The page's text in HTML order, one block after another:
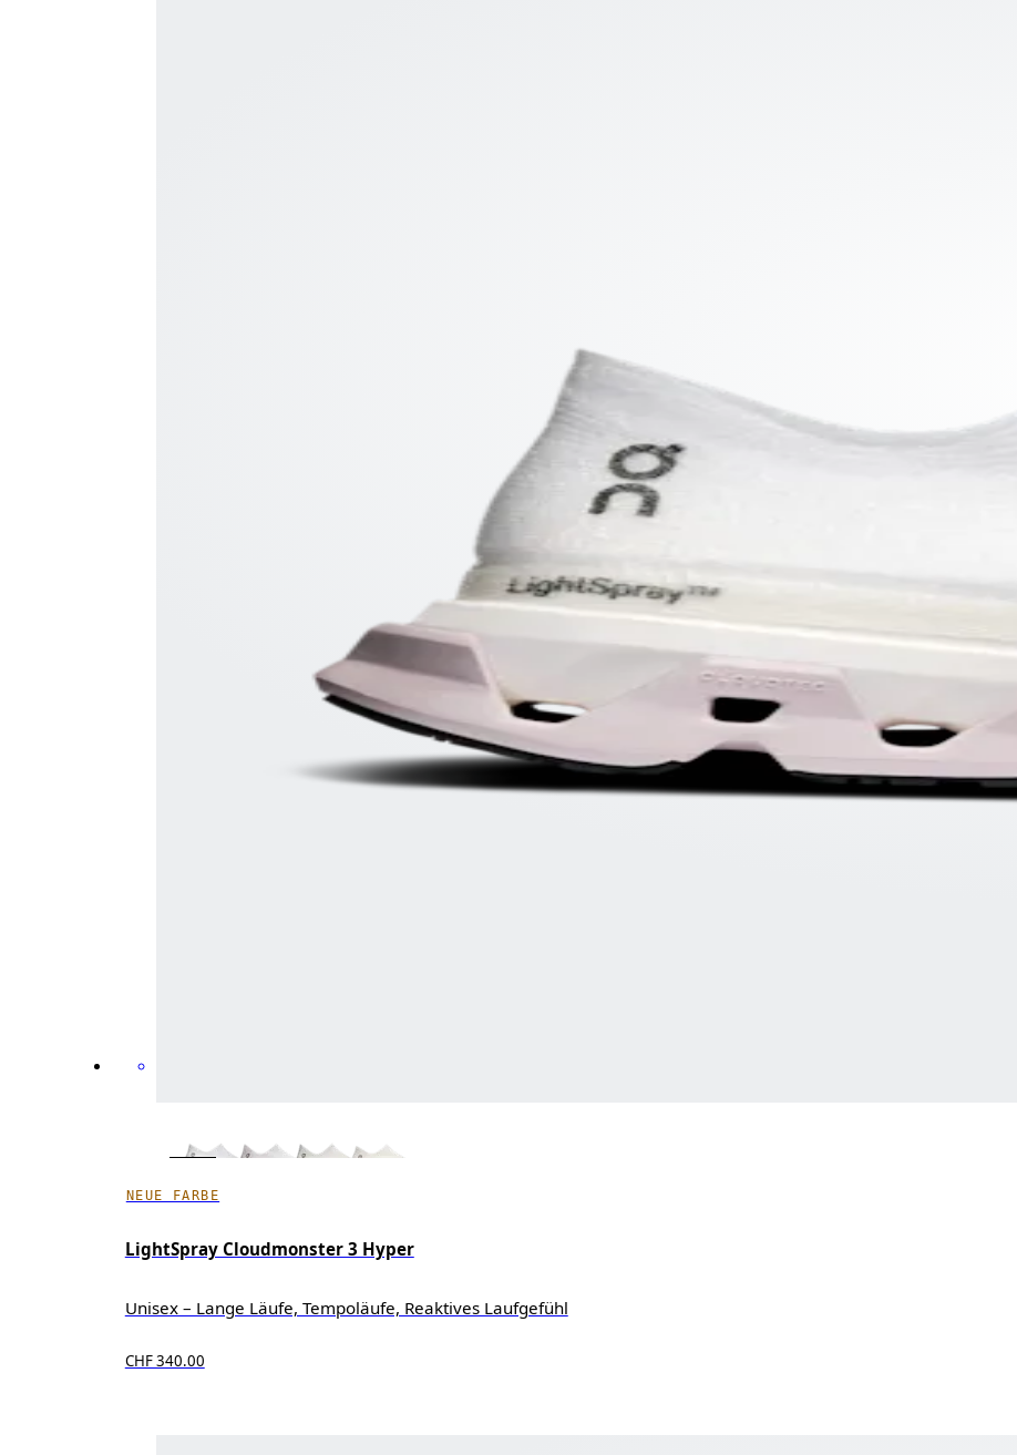
NEUE FARBE
LightSpray Cloudmonster 3 Hyper
Unisex – Lange Läufe, Tempoläufe, Reaktives Laufgefühl
CHF 340.00